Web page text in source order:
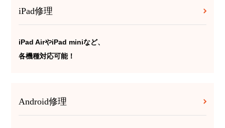
iPad修理
iPad AirやiPad miniなど、
各機種対応可能！
Android修理